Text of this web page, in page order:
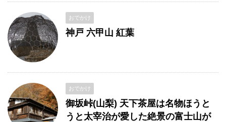
おでかけ
神戸 六甲山 紅葉
おでかけ
御坂峠(山梨) 天下茶屋は名物ほうと
うと太宰治が愛した絶景の富士山が